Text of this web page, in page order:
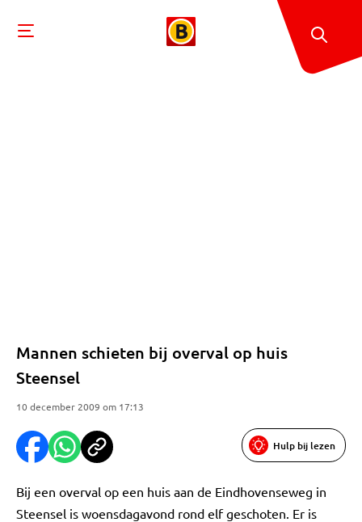
Mannen schieten bij overval op huis
Steensel
10 december 2009 om 17:13
Hulp bij lezen
Bij een overval op een huis aan de Eindhovenseweg in
Steensel is woensdagavond rond elf geschoten. Er is